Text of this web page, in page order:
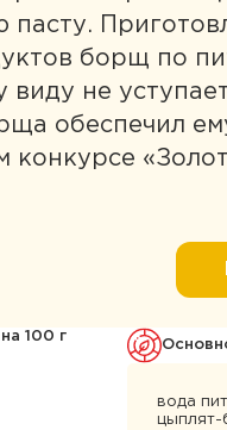
пасту.
борщ по
виду не
обеспечил
100 г
вода
цыплят-